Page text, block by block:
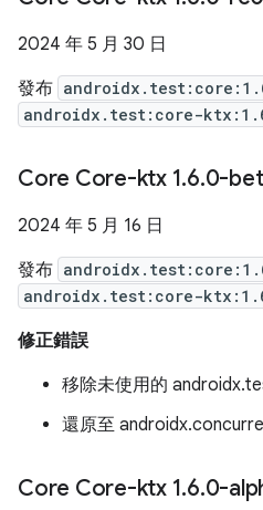
2024 年 5 月 30 日
發布
androidx.test:core-
Core Core-ktx 1.6.0-
2024 年 5 月 16 日
發布
androidx.test:core-
修正錯誤
移除未使用的
還原至
Core Core-ktx 1.6.0-